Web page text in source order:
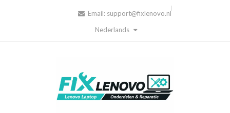
Email: support@fixlenovo.nl
Nederlands